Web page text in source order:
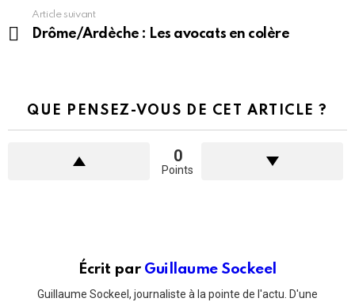
Article suivant
Drôme/Ardèche : Les avocats en colère
QUE PENSEZ-VOUS DE CET ARTICLE ?
0
Points
Écrit par Guillaume Sockeel
Guillaume Sockeel, journaliste à la pointe de l'actu. D'une